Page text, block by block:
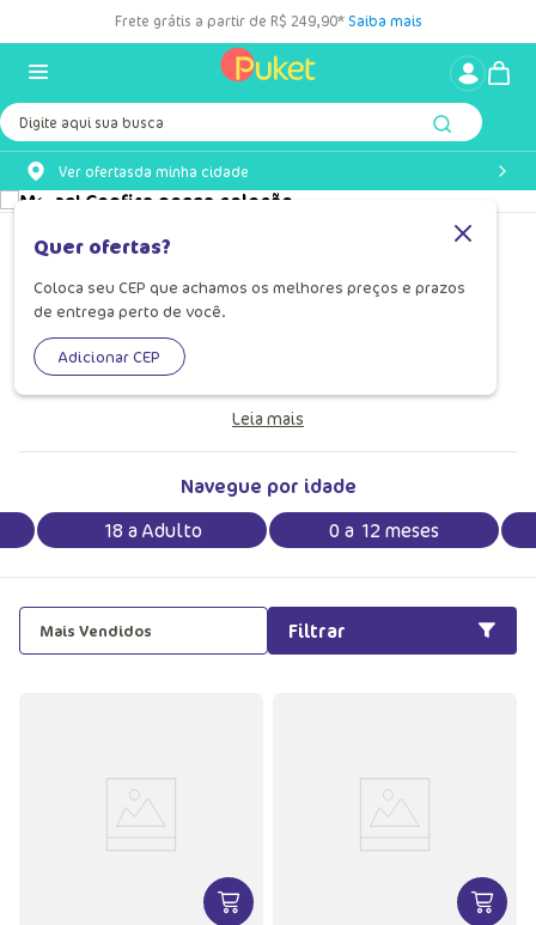
Frete grátis a partir de R$ 249,90* Saiba mais
Digite aqui sua busca
Ver ofertasda minha cidade
Quer ofertas?
Coloca seu CEP que achamos os melhores preços e prazos
de entrega perto de você.
Adicionar CEP
Meias divertidas para todas as idades! Encontre modelos
femininos, masculinos e infantis, de personagens a listras
coloridas. Compre agora as melhores meias do mundo na
Leia mais
Navegue por idade
18 a Adulto
0 a 12 meses
Mais Vendidos Filtrar
VER MAIS INFORMAÇÕES DOVER